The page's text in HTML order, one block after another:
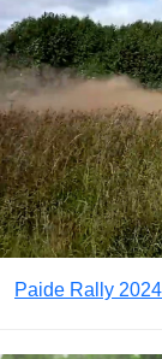
Paide Rally